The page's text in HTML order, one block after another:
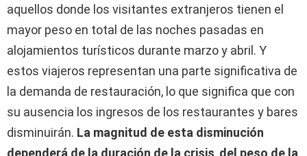
aquellos donde los visitantes extranjeros tienen el
mayor peso en total de las noches pasadas en
alojamientos turísticos durante marzo y abril. Y
estos viajeros representan una parte significativa de
la demanda de restauración, lo que significa que con
su ausencia los ingresos de los restaurantes y bares
disminuirán. La magnitud de esta disminución